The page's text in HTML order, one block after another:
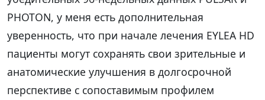
PHOTON, у меня есть дополнительная
уверенность, что при начале лечения EYLEA HD
пациенты могут сохранять свои зрительные и
анатомические улучшения в долгосрочной
перспективе с сопоставимым профилем